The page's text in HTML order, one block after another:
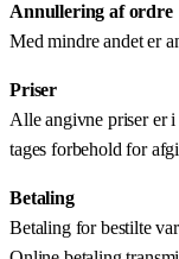
Annullering af ordre
Med mindre andet er
Priser
Alle angivne priser er
tages forbehold for
Betaling
Betaling for bestilte